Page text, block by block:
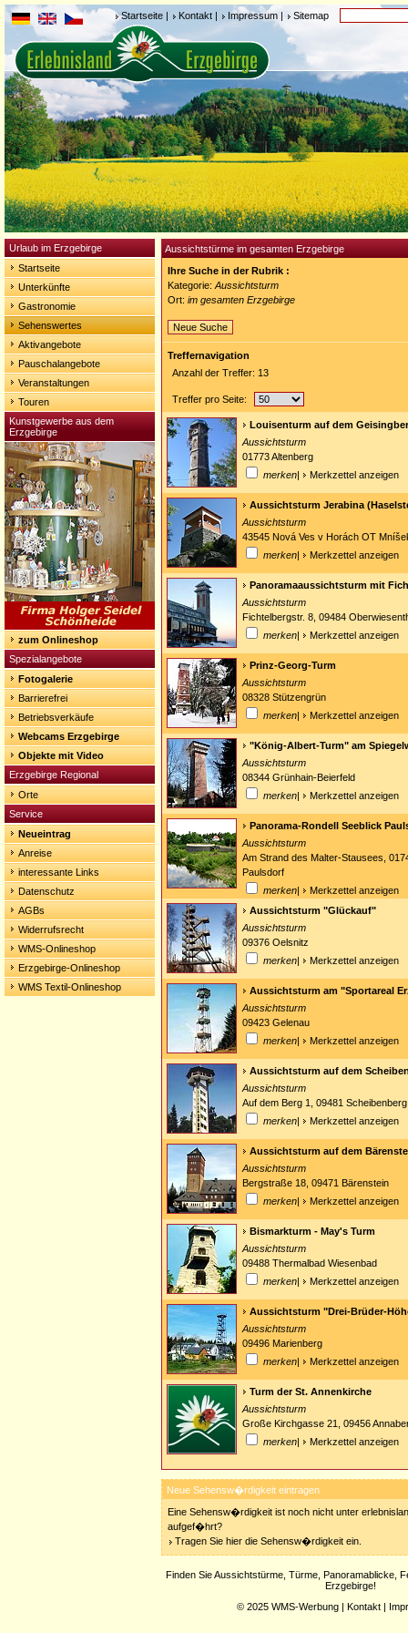
Startseite | Kontakt | Impressum | Sitemap
Urlaub im Erzgebirge
Startseite
Unterkünfte
Gastronomie
Sehenswertes
Aktivangebote
Pauschalangebote
Veranstaltungen
Touren
Kunstgewerbe aus dem
Erzgebirge
zum Onlineshop
Spezialangebote
Fotogalerie
Barrierefrei
Betriebsverkäufe
Webcams Erzgebirge
Objekte mit Video
Erzgebirge Regional
Orte
Service
Neueintrag
Anreise
interessante Links
Datenschutz
AGBs
Widerrufsrecht
WMS-Onlineshop
Erzgebirge-Onlineshop
WMS Textil-Onlineshop
Aussichtstürme im gesamten Erzgebirge
Ihre Suche in der Rubrik :
Kategorie: Aussichtsturm
Ort: im gesamten Erzgebirge
Neue Suche
Treffernavigation
Anzahl der Treffer: 13
Treffer pro Seite:
Louisenturm auf dem
Aussichtsturm
01773 Altenberg
merken| Merkzettel anzeigen
Aussichtsturm Jerabina
Aussichtsturm
43545 Nová Ves v Horách OT
merken| Merkzettel anzeigen
Panoramaaussichtsturm mit
Aussichtsturm
Fichtelbergstr. 8, 09484
merken| Merkzettel anzeigen
Prinz-Georg-Turm
Aussichtsturm
08328 Stützengrün
merken| Merkzettel anzeigen
"König-Albert-Turm" am
Aussichtsturm
08344 Grünhain-Beierfeld
merken| Merkzettel anzeigen
Panorama-Rondell Seeblick
Aussichtsturm
Am Strand des Malter-Stausees,
Paulsdorf
merken|
Merkzettel anzeigen
Aussichtsturm "Glückauf"
Aussichtsturm
09376 Oelsnitz
merken| Merkzettel anzeigen
Aussichtsturm am "Sportareal
Aussichtsturm
09423 Gelenau
merken| Merkzettel anzeigen
Aussichtsturm auf dem
Aussichtsturm
Auf dem Berg 1, 09481 Scheibenberg
merken| Merkzettel anzeigen
Aussichtsturm auf dem
Aussichtsturm
Bergstraße 18, 09471 Bärenstein
merken| Merkzettel anzeigen
Bismarkturm - May's Turm
Aussichtsturm
09488 Thermalbad Wiesenbad
merken| Merkzettel anzeigen
Aussichtsturm "Drei-Brüder-
Aussichtsturm
09496 Marienberg
merken| Merkzettel anzeigen
Turm der St. Annenkirche
Aussichtsturm
Große Kirchgasse 21, 09456
merken| Merkzettel anzeigen
Neue Sehensw�rdigkeit eintragen
Eine Sehensw�rdigkeit ist noch nicht unter
aufgef�hrt?
Tragen Sie hier die Sehensw�rdigkeit ein.
Finden Sie Aussichtstürme, Türme, Panoramablicke,
Erzgebirge!
© 2025 WMS-Werbung | Kontakt |